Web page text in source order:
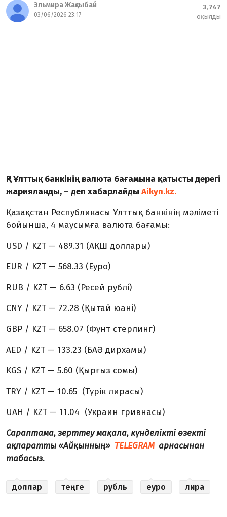
Эльмира Жақсыбай
03/06/2026 23:17
3,747
оқылды
ҚР Ұлттық банкінің валюта бағамына қатысты дерегі
жарияланды, – деп хабарлайды Aikyn.kz.
Қазақстан Республикасы Ұлттық банкінің мәліметі
бойынша, 4 маусымға валюта бағамы:
USD / KZT — 489.31 (АҚШ доллары)
EUR / KZT — 568.33 (Еуро)
RUB / KZT — 6.63 (Ресей рублі)
CNY / KZT — 72.28 (Қытай юані)
GBP / KZT — 658.07 (Фунт стерлинг)
AED / KZT — 133.23 (БАӘ дирхамы)
KGS / KZT — 5.60 (Қырғыз сомы)
TRY / KZT — 10.65 (Түрік лирасы)
UAH / KZT — 11.04 (Украин гривнаcы)
Сараптама, зерттеу мақала, күнделікті өзекті
ақпаратты «Айқынның» TELEGRAM арнасынан
табасыз.
доллар теңге рубль еуро лира